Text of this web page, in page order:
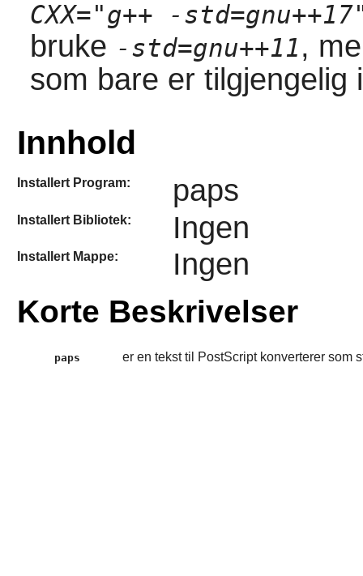
CXX="g++ -
bruke -std=gnu++11 ,
som bare er tilgjengelig
Innhold
Installert Program: paps
Installert Bibliotek: Ingen
Installert Mappe: Ingen
Korte Beskrivelser
paps er en tekst til PostScript konverterer som